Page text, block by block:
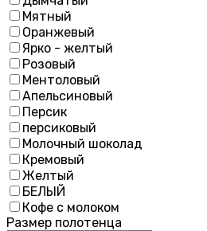
Мятный
Оранжевый
Ярко - желтый
Розовый
Ментоловый
Апельсиновый
Персик
персиковый
Молочный шоколад
Кремовый
Желтый
БЕЛЫЙ
Кофе с молоком
Размер полотенца